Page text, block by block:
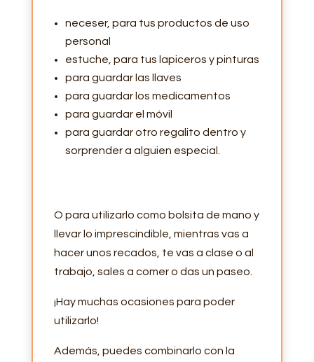
neceser, para tus productos de uso
personal
estuche, para tus lapiceros y pinturas
para guardar las llaves
para guardar los medicamentos
para guardar el móvil
para guardar otro regalito dentro y
sorprender a alguien especial.
O para utilizarlo como bolsita de mano y
llevar lo imprescindible, mientras vas a
hacer unos recados, te vas a clase o al
trabajo, sales a comer o das un paseo.
¡Hay muchas ocasiones para poder
utilizarlo!
Además, puedes combinarlo con la